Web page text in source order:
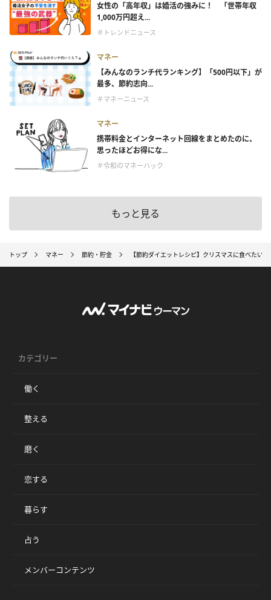
女性の「高年収」は婚活の強みに！ 「世帯年収
1,000万円超え...
＃トレンドニュース
マネー
【みんなのランチ代ランキング】「500円以下」が
最多、節約志向...
＃マネーニュース
マネー
携帯料金とインターネット回線をまとめたのに、
思ったほどお得にな...
＃令和のマネーハック
もっと見る
トップ マネー 節約・貯金 【節約ダイエットレシピ】クリスマスに食べたい
カテゴリー
働く
整える
磨く
恋する
暮らす
占う
メンバーコンテンツ